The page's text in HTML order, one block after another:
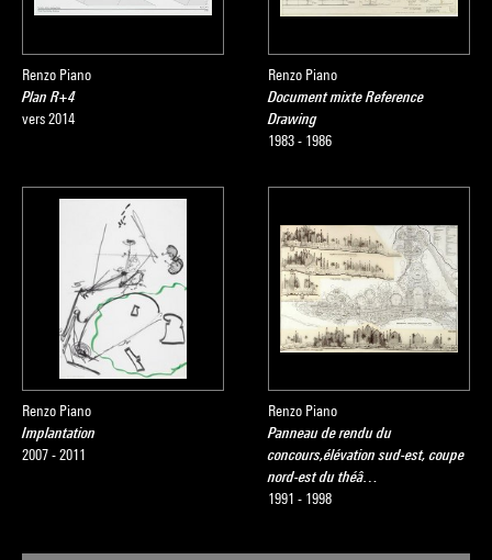
Renzo Piano
Plan R+4
vers 2014
Renzo Piano
Document mixte Reference
Drawing
1983 - 1986
Renzo Piano
Implantation
2007 - 2011
Renzo Piano
Panneau de rendu du
concours,élévation sud-est, coupe
nord-est du théâ…
1991 - 1998